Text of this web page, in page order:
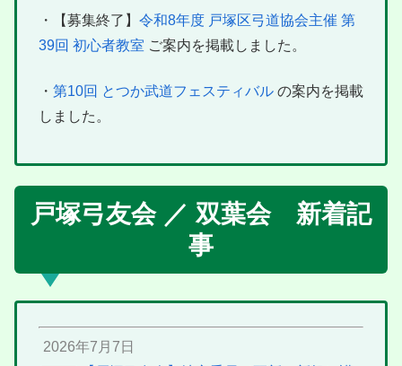
・【募集終了】 令和8年度 戸塚区弓道協会主催 第
39回 初心者教室 ご案内を掲載しました。
・ 第10回 とつか武道フェスティバル の案内を掲載
しました。
戸塚弓友会 ／ 双葉会 新着記
事
2026年7月7日